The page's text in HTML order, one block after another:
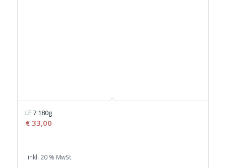
LF 7 180g
€33,00
inkl. 20 % MwSt.